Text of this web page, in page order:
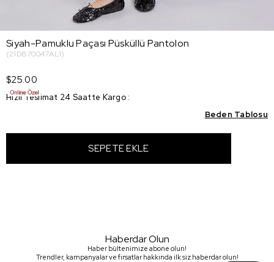
Siyah-Pamuklu Paçası Püsküllü Pantolon
(21DB70047AL1)
$25.00
Hızlı Teslimat 24 Saatte Kargo :
Beden Tablosu
Haberdar Olun
Haber bültenimize abone olun!
Trendler, kampanyalar ve fırsatlar hakkında ilk siz haberdar olun!